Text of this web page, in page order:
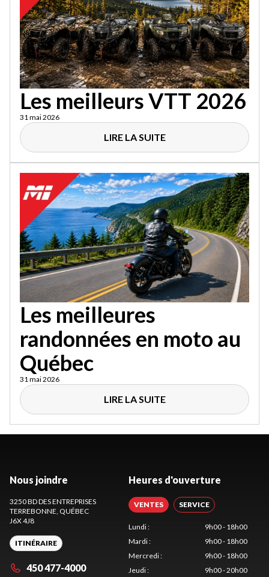
Les meilleurs VTT 2026
31 mai 2026
LIRE LA SUITE
Les meilleures
randonnées en moto au
Québec
31 mai 2026
LIRE LA SUITE
Nous joindre
3250 BD DES ENTREPRISES
TERREBONNE, QUÉBEC
J6X 4J8
ITINÉRAIRE
450 477-4000
Heures d'ouverture
VENTES SERVICE
Lundi:
9h00 - 18h00
Mardi:
9h00 - 18h00
Mercredi:
9h00 - 18h00
Jeudi: 9h00 - 20h00